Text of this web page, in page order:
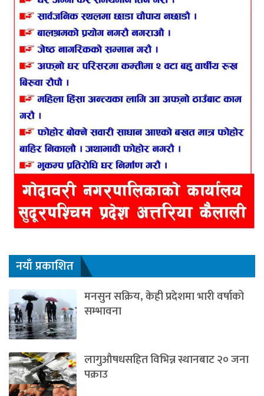
नयाँ प्रकाशित
मनसुन सक्रिय, केही प्रदेशमा भारी वर्षाको
सम्भावना
लागुऔषधसहित विभिन्न स्थानबाट २० जना
पक्राउ